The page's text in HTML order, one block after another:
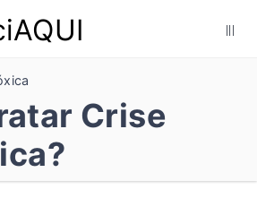
Crise